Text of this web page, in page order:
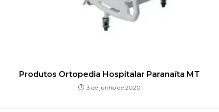
Produtos Ortopedia Hospitalar Paranaíta MT
3 de junho de 2020